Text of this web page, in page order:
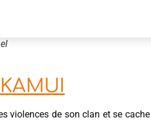
violences de son clan et se